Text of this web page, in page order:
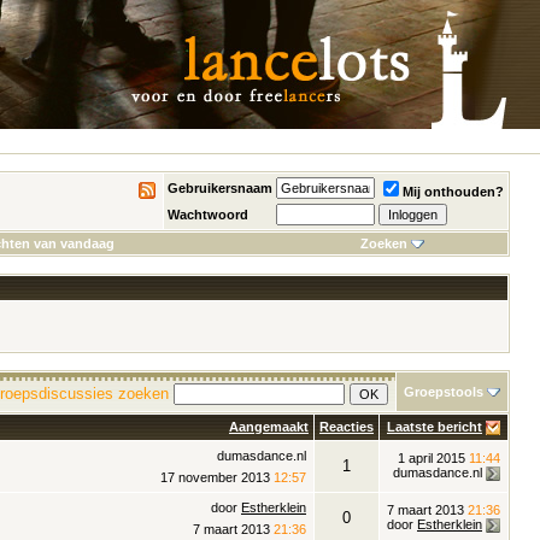
Gebruikersnaam
Mij onthouden?
Wachtwoord
van vandaag Zoeken
zoeken Groepstools
Aangemaakt Reacties
Laatste bericht
dumasdance.nl
17 november 2013 12:57
1 1 april 2015 11:44
dumasdance.nl
door Estherklein
7 maart 2013 21:36
0 7 maart 2013 21:36
door Estherklein